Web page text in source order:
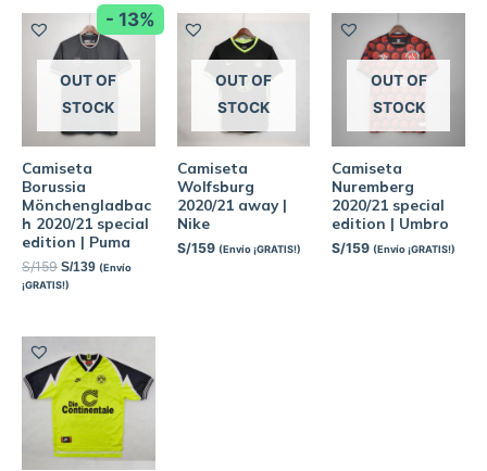
- 13%
OUT OF
STOCK
Camiseta
Borussia
Mönchengladbac
h 2020/21 special
edition | Puma
S/159 S/139 (Envío
¡GRATIS!)
OUT OF
STOCK
Camiseta
Wolfsburg
2020/21 away |
Nike
S/159 (Envío ¡GRATIS!)
OUT OF
STOCK
Camiseta
Nuremberg
2020/21 special
edition | Umbro
S/159 (Envío ¡GRATIS!)